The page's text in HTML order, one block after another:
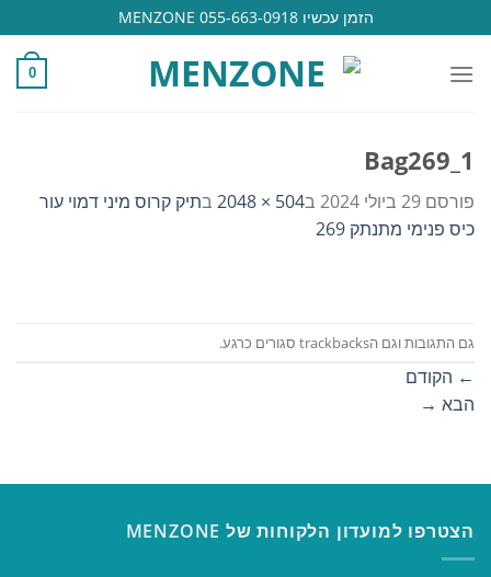
to
content
הזמן עכשיו 055-663-0918 MENZONE
0
Bag269_1
פורסם 29 ביולי 2024 ב504 × 2048 בתיק קרוס מיני דמוי עור
כיס פנימי מתנתק 269
גם התגובות וגם הtrackbacks סגורים כרגע.
← הקודם
הבא →
הצטרפו למועדון הלקוחות של MENZONE